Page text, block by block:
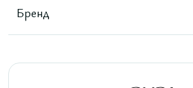
Бренд